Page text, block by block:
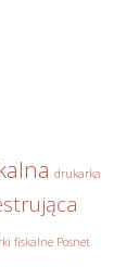
drukarka
fiskalne Posnet